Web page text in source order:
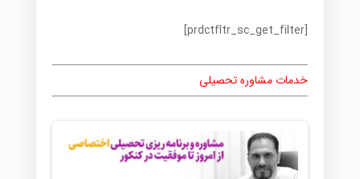
[prdctfltr_sc_get_filter]
خدمات مشاوره تحصیلی